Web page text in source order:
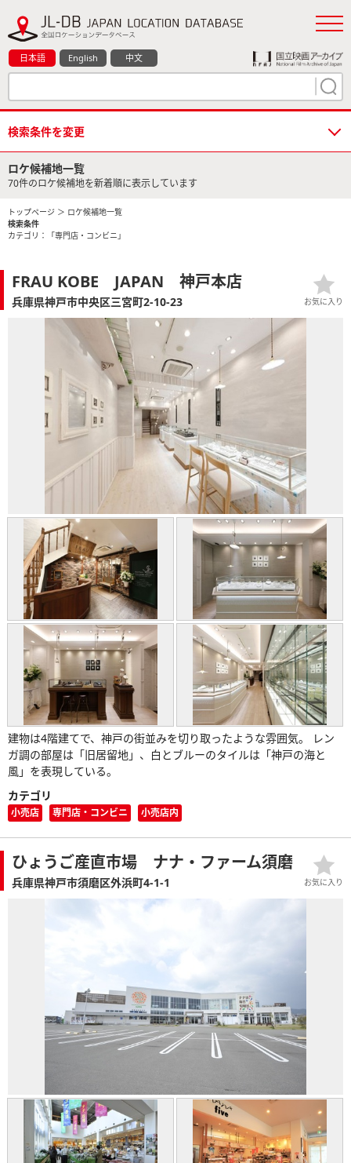
日本語 English 中文
検索条件を変更
ロケ候補地一覧
70件のロケ候補地を新着順に表示しています
トップページ ＞ ロケ候補地一覧
検索条件
カテゴリ：「専門店・コンビニ」
FRAU KOBE JAPAN 神戸本店
兵庫県神戸市中央区三宮町2-10-23
建物は4階建てで、神戸の街並みを切り取ったような雰囲気。 レン
ガ調の部屋は「旧居留地」、白とブルーのタイルは「神戸の海と
風」を表現している。
カテゴリ
小売店 専門店・コンビニ 小売店内
お気に入り
ひょうご産直市場 ナナ・ファーム須磨
兵庫県神戸市須磨区外浜町4-1-1 お気に入り